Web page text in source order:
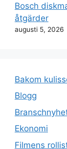
Bosch
åtgärder
augusti 5, 2026
Bakom
Blogg
Ekonomi
Filmens